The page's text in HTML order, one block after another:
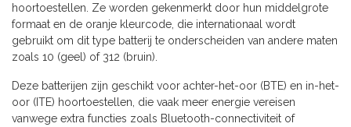
hoortoestellen. Ze worden gekenmerkt door hun middelgrote
formaat en de oranje kleurcode, die internationaal wordt
gebruikt om dit type batterij te onderscheiden van andere maten
zoals 10 (geel) of 312 (bruin).
Deze batterijen zijn geschikt voor achter-het-oor (BTE) en in-het-
oor (ITE) hoortoestellen, die vaak meer energie vereisen
vanwege extra functies zoals Bluetooth-connectiviteit of